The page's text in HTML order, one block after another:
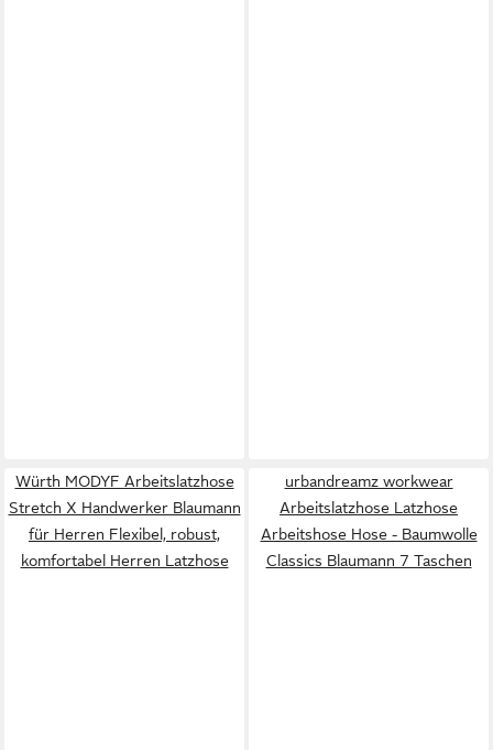
Würth MODYF Arbeitslatzhose
Stretch X Handwerker Blaumann
für Herren Flexibel, robust,
komfortabel Herren Latzhose
urbandreamz workwear
Arbeitslatzhose Latzhose
Arbeitshose Hose - Baumwolle
Classics Blaumann 7 Taschen